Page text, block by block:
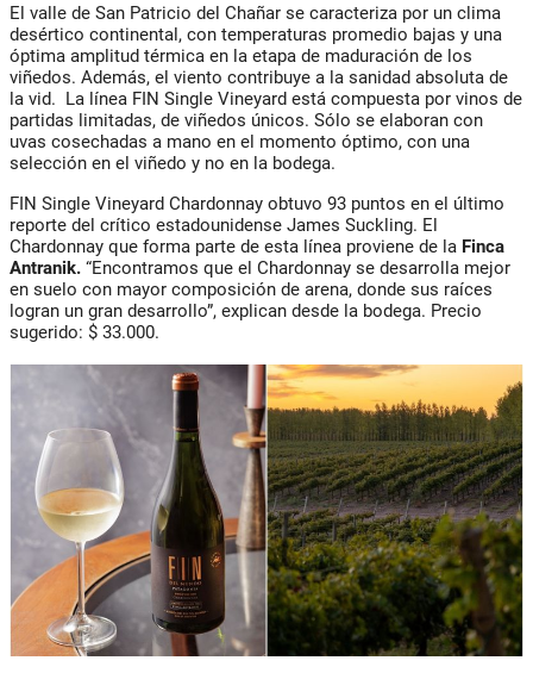
El valle de San Patricio del Chañar se caracteriza por un clima
desértico continental, con temperaturas promedio bajas y una
óptima amplitud térmica en la etapa de maduración de los
viñedos. Además, el viento contribuye a la sanidad absoluta de
la vid. La línea FIN Single Vineyard está compuesta por vinos de
partidas limitadas, de viñedos únicos. Sólo se elaboran con
uvas cosechadas a mano en el momento óptimo, con una
selección en el viñedo y no en la bodega.
FIN Single Vineyard Chardonnay obtuvo 93 puntos en el último
reporte del crítico estadounidense James Suckling. El
Chardonnay que forma parte de esta línea proviene de la Finca
Antranik. “Encontramos que el Chardonnay se desarrolla mejor
en suelo con mayor composición de arena, donde sus raíces
logran un gran desarrollo”, explican desde la bodega. Precio
sugerido: $ 33.000.